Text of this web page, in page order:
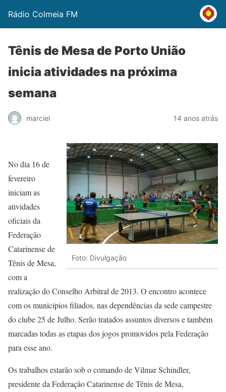
Rádio Colmeia FM
Tênis de Mesa de Porto União
inicia atividades na próxima
semana
marciel 14 anos atrás
Foto: Divulgação
No dia 16 de
fevereiro
iniciam as
atividades
oficiais da
Federação
Catarinense de
Tênis de Mesa,
com a
realização do Conselho Arbitral de 2013. O encontro acontece
com os municípios filiados, nas dependências da sede campestre
do clube 25 de Julho. Serão tratados assuntos diversos e também
marcadas todas as etapas dos jogos promovidos pela Federação
para esse ano.
Os trabalhos estarão sob o comando de Vilmar Schindler,
presidente da Federação Catarinense de Tênis de Mesa,